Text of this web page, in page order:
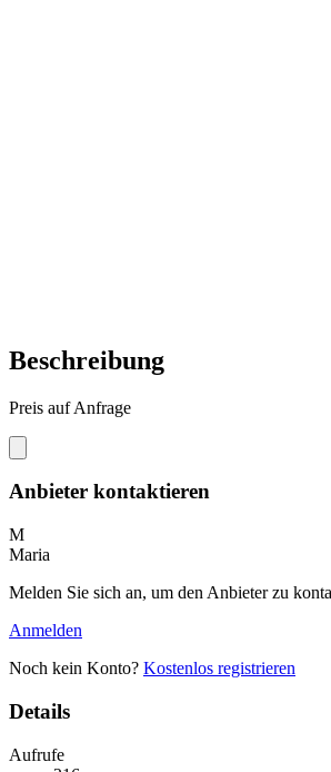
Beschreibung
Preis auf Anfrage
Anbieter kontaktieren
M
Maria
Melden Sie sich an, um den Anbieter zu
Anmelden
Noch kein Konto? Kostenlos registrieren
Details
Aufrufe